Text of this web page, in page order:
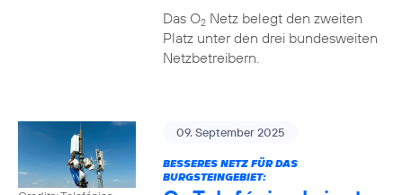
Das O2Netz belegt den zweiten
Platz unter den drei bundesweiten
Netzbetreibern.
09. September 2025
BESSERES NETZ FÜR DAS
BURGSTEINGEBIET: